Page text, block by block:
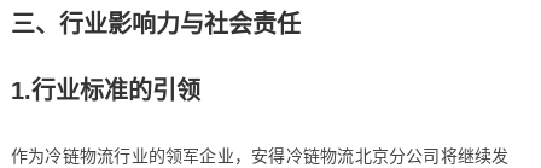
三、行业影响力与社会责任
1.行业标准的引领
作为冷链物流行业的领军企业，安得冷链物流北京分公司将继续发